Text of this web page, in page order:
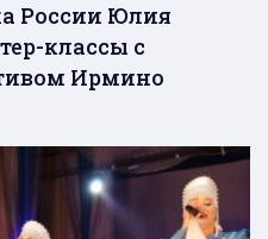
России Юлия
классы с
Ирмино